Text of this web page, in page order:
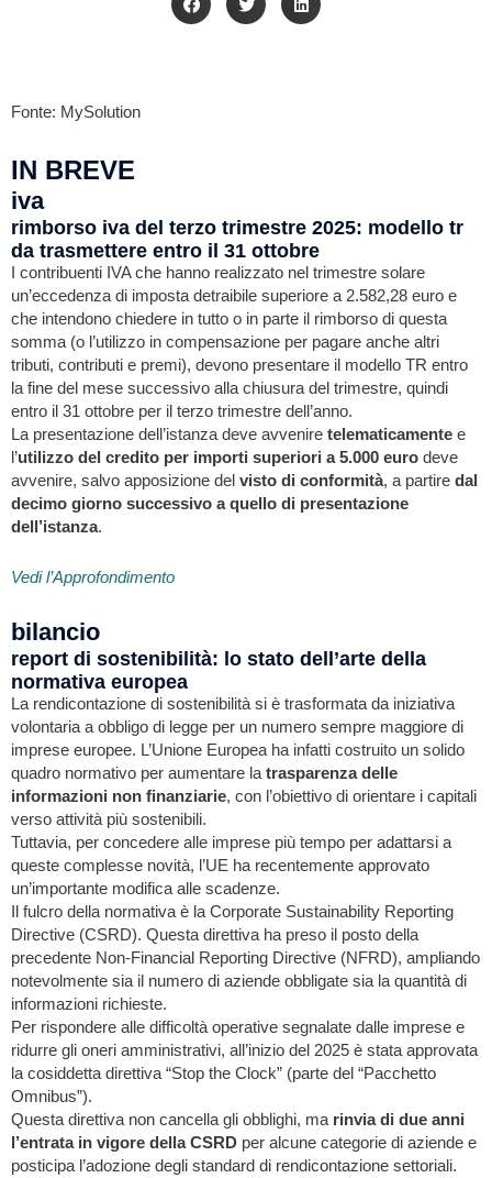
Fonte: MySolution
IN BREVE
iva
rimborso iva del terzo trimestre 2025: modello tr
da trasmettere entro il 31 ottobre
I contribuenti IVA che hanno realizzato nel trimestre solare
un’eccedenza di imposta detraibile superiore a 2.582,28 euro e
che intendono chiedere in tutto o in parte il rimborso di questa
somma (o l’utilizzo in compensazione per pagare anche altri
tributi, contributi e premi), devono presentare il modello TR entro
la fine del mese successivo alla chiusura del trimestre, quindi
entro il 31 ottobre per il terzo trimestre dell’anno.
La presentazione dell’istanza deve avvenire telematicamente e
l’utilizzo del credito per importi superiori a 5.000 euro deve
avvenire, salvo apposizione del visto di conformità, a partire dal
decimo giorno successivo a quello di presentazione
dell’istanza.
Vedi l’Approfondimento
bilancio
report di sostenibilità: lo stato dell’arte della
normativa europea
La rendicontazione di sostenibilità si è trasformata da iniziativa
volontaria a obbligo di legge per un numero sempre maggiore di
imprese europee. L’Unione Europea ha infatti costruito un solido
quadro normativo per aumentare la trasparenza delle
informazioni non finanziarie, con l’obiettivo di orientare i capitali
verso attività più sostenibili.
Tuttavia, per concedere alle imprese più tempo per adattarsi a
queste complesse novità, l’UE ha recentemente approvato
un’importante modifica alle scadenze.
Il fulcro della normativa è la Corporate Sustainability Reporting
Directive (CSRD). Questa direttiva ha preso il posto della
precedente Non-Financial Reporting Directive (NFRD), ampliando
notevolmente sia il numero di aziende obbligate sia la quantità di
informazioni richieste.
Per rispondere alle difficoltà operative segnalate dalle imprese e
ridurre gli oneri amministrativi, all’inizio del 2025 è stata approvata
la cosiddetta direttiva “Stop the Clock” (parte del “Pacchetto
Omnibus”).
Questa direttiva non cancella gli obblighi, ma rinvia di due anni
l’entrata in vigore della CSRD per alcune categorie di aziende e
posticipa l’adozione degli standard di rendicontazione settoriali.